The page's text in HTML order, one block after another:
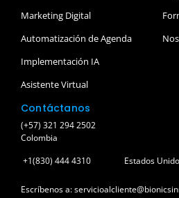
Marketing Digital
Automatización de Agenda
Implementación IA
Asistente Virtual
Contáctanos
(+57) 321 294 2502
Colombia
+1(830) 444 4310
Estados
Escríbenos a: